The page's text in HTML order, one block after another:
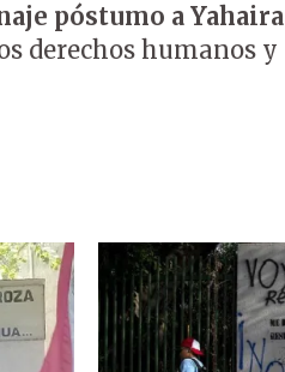
póstumo a Yahaira
derechos humanos y